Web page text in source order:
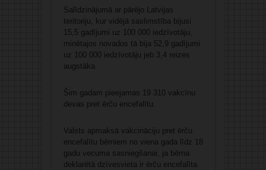
Salīdzinājumā ar pārējo Latvijas
teritoriju, kur vidējā saslimstība bijusi
15,5 gadījumi uz 100 000 iedzīvotāju,
minētajos novados tā bija 52,9 gadījumi
uz 100 000 iedzīvotāju jeb 3,4 reizes
augstāka.
Šim gadam pieejamas 19 310 vakcīnu
devas pret ērču encefalītu.
Valsts apmaksā vakcināciju pret ērču
encefalītu bērniem no viena gada līdz 18
gadu vecuma sasniegšanai, ja bērna
deklarētā dzīvesvieta ir ērču encefalīta